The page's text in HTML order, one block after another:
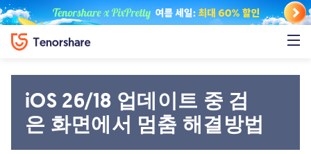
iOS 26/18 업데이트 중 검
은 화면에서 멈춤 해결방법